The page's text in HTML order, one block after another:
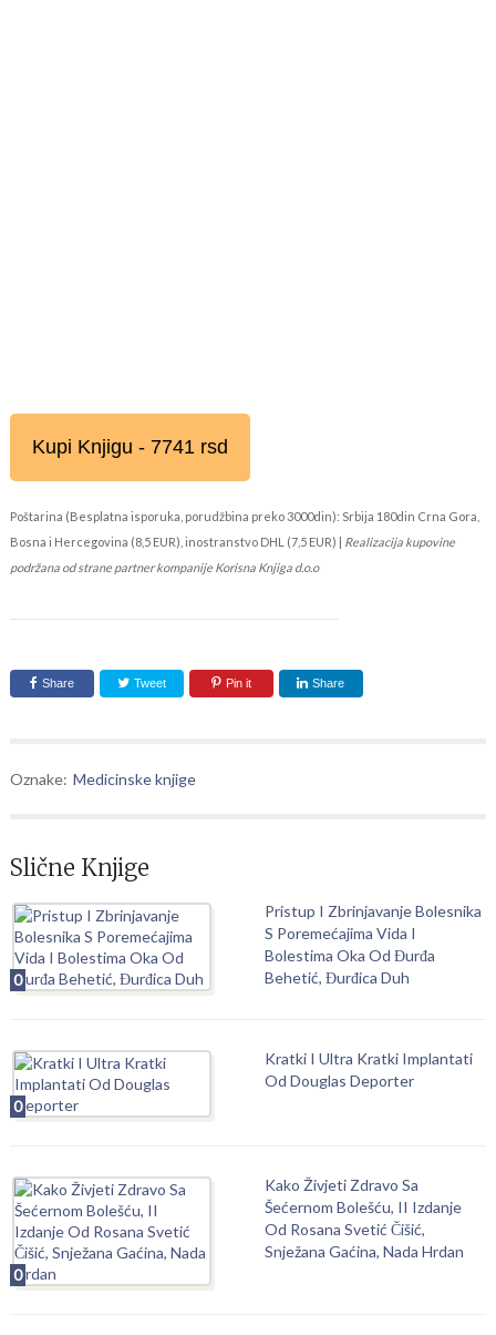
Kupi Knjigu - 7741 rsd
Poštarina (Besplatna isporuka, porudžbina preko 3000din): Srbija 180din Crna Gora,
Bosna i Hercegovina (8,5 EUR), inostranstvo DHL (7,5 EUR) | Realizacija kupovine
podržana od strane partner kompanije Korisna Knjiga d.o.o
Share Tweet Pin it Share
Oznake: Medicinske knjige
Slične Knjige
0
Pristup I Zbrinjavanje Bolesnika
S Poremećajima Vida I
Bolestima Oka Od Đurđa
Behetić, Đurđica Duh
0
Kratki I Ultra Kratki Implantati
Od Douglas Deporter
0
Kako Živjeti Zdravo Sa
Šećernom Bolešću, II Izdanje
Od Rosana Svetić Čišić,
Snježana Gaćina, Nada Hrdan